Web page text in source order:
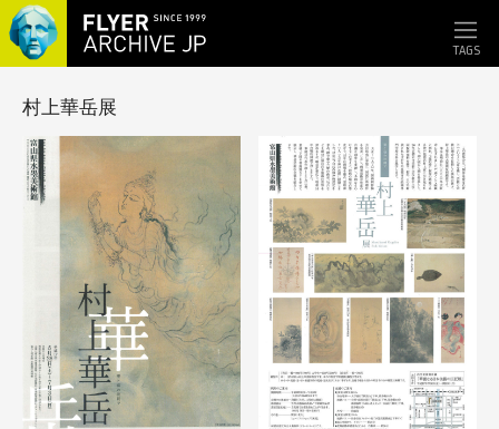
村上華岳展
TAGS